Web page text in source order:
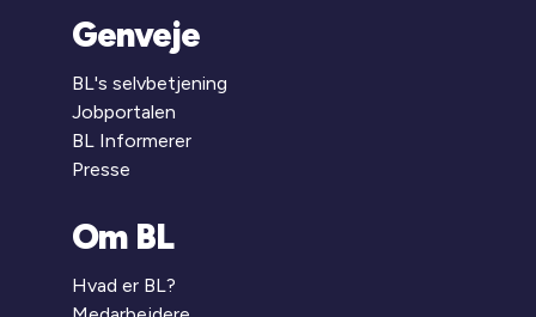
Genveje
BL's selvbetjening
Jobportalen
BL Informerer
Presse
Om BL
Hvad er BL?